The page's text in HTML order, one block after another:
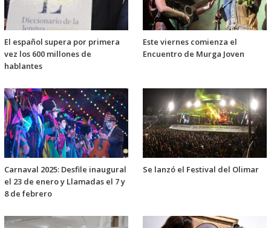
El español supera por primera
vez los 600 millones de
hablantes
Este viernes comienza el
Encuentro de Murga Joven
Carnaval 2025: Desfile inaugural
el 23 de enero y Llamadas el 7 y
8 de febrero
Se lanzó el Festival del Olimar